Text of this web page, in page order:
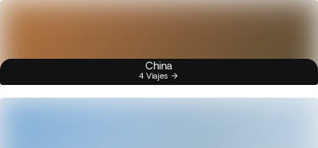
China
4 Viajes